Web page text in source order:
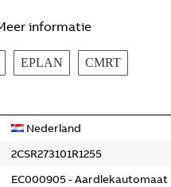
informatie
EPLAN CMRT
Nederland
2CSR273101R1255
EC000905 - Aardlekautomaat